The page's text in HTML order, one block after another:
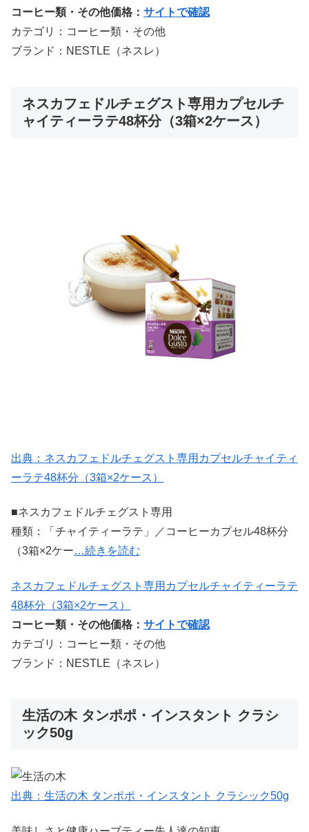
コーヒー類・その他価格： サイトで確認
カテゴリ：コーヒー類・その他
ブランド：NESTLE（ネスレ）
ネスカフェドルチェグスト専用カプセルチ
ャイティーラテ48杯分（3箱×2ケース）
出典：ネスカフェドルチェグスト専用カプセルチャイティ
ーラテ48杯分（3箱×2ケース）
■ネスカフェドルチェグスト専用
種類：「チャイティーラテ」／コーヒーカプセル48杯分
（3箱×2ケー…続きを読む
ネスカフェドルチェグスト専用カプセルチャイティーラテ
48杯分（3箱×2ケース）
コーヒー類・その他価格： サイトで確認
カテゴリ：コーヒー類・その他
ブランド：NESTLE（ネスレ）
生活の木 タンポポ・インスタント クラシ
ック50g
出典：生活の木 タンポポ・インスタント クラシック50g